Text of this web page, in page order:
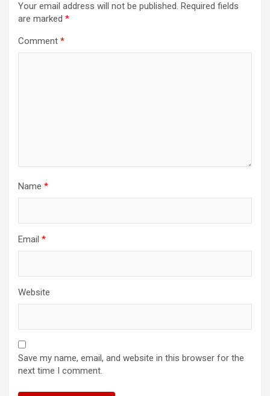
Your email address will not be published. Required fields
are marked *
Comment *
Name *
Email *
Website
Save my name, email, and website in this browser for the
next time I comment.